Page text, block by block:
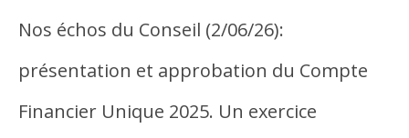
Nos échos du Conseil (2/06/26):
présentation et approbation du Compte
Financier Unique 2025. Un exercice